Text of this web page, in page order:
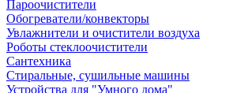
Пароочистители
Обогреватели/конвекторы
Увлажнители и очистители воздуха
Роботы стеклоочистители
Сантехника
Стиральные, сушильные машины
Устройства для "Умного дома"